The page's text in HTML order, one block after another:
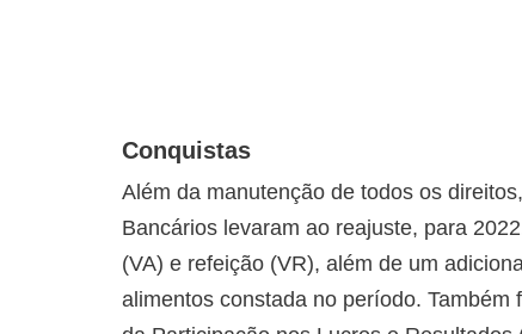
Conquistas
Além da manutenção de todos os
Bancários levaram ao reajuste, para
(VA) e refeição (VR), além de um
alimentos constada no período.